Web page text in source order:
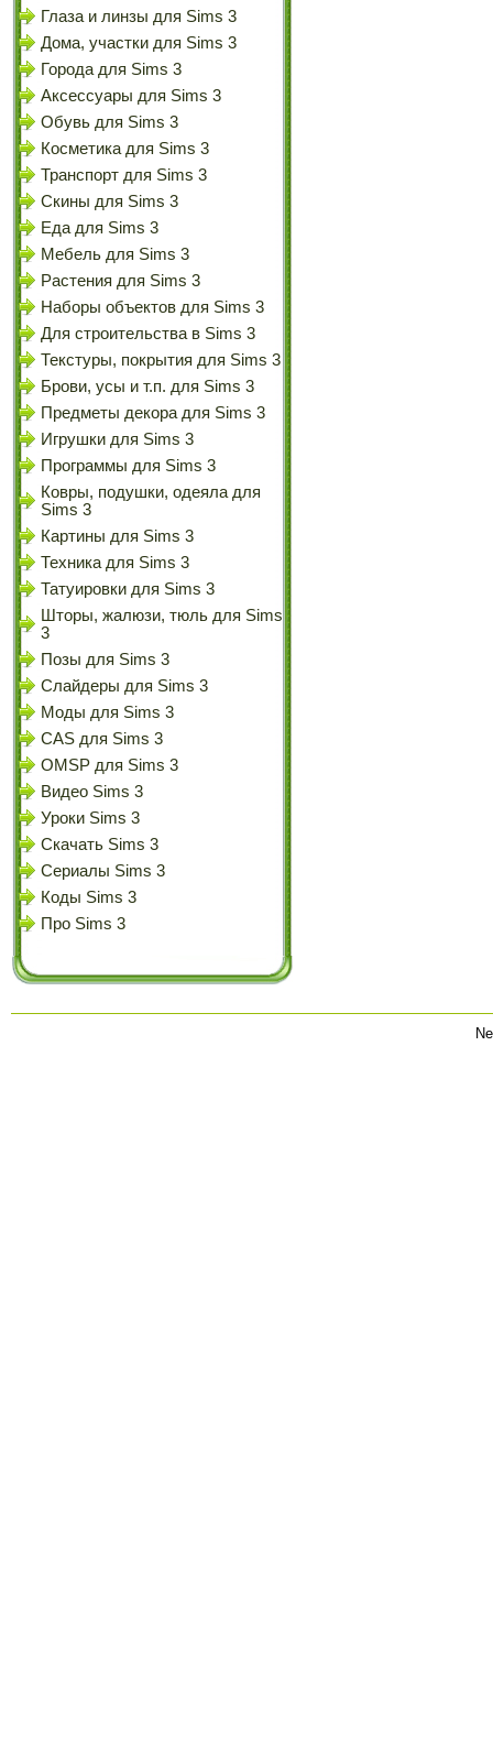
Глаза и линзы для Sims 3
Дома, участки для Sims 3
Города для Sims 3
Аксессуары для Sims 3
Обувь для Sims 3
Косметика для Sims 3
Транспорт для Sims 3
Скины для Sims 3
Еда для Sims 3
Мебель для Sims 3
Растения для Sims 3
Наборы объектов для Sims 3
Для строительства в Sims 3
Текстуры, покрытия для Sims 3
Брови, усы и т.п. для Sims 3
Предметы декора для Sims 3
Игрушки для Sims 3
Программы для Sims 3
Ковры, подушки, одеяла для
Sims 3
Картины для Sims 3
Техника для Sims 3
Татуировки для Sims 3
Шторы, жалюзи, тюль для Sims
3
Позы для Sims 3
Слайдеры для Sims 3
Моды для Sims 3
CAS для Sims 3
OMSP для Sims 3
Видео Sims 3
Уроки Sims 3
Скачать Sims 3
Сериалы Sims 3
Коды Sims 3
Про Sims 3